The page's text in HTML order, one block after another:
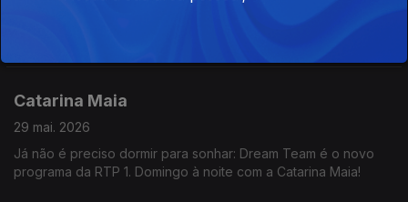
Catarina Maia
29 mai. 2026
Já não é preciso dormir para sonhar: Dream Team é o novo
programa da RTP 1. Domingo à noite com a Catarina Maia!